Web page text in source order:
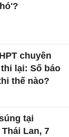
chuyên
lại: Số báo
thế nào?
tại
Lan, 7